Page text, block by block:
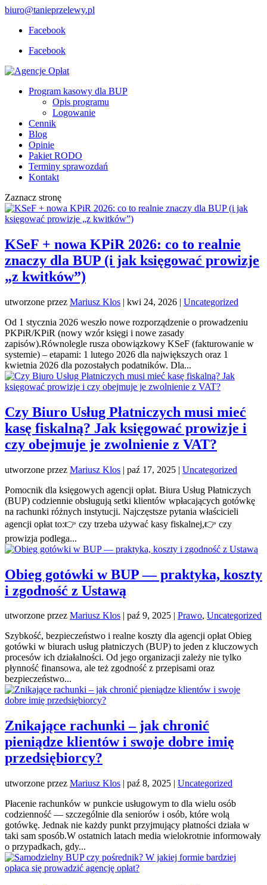
biuro@tanieprzelewy.pl
Facebook
Facebook
Program kasowy dla BUP
Opis programu
Logowanie
Cennik
Blog
Opinie
Pakiet RODO
Terminy sprawozdań
Kontakt
Zaznacz stronę
KSeF + nowa KPiR 2026: co to realnie
znaczy dla BUP (i jak księgować prowizje
„z kwitków”)
utworzone przez Mariusz Klos | kwi 24, 2026 | Uncategorized
Od 1 stycznia 2026 weszło nowe rozporządzenie o prowadzeniu
PKPiR/KPiR (nowy wzór księgi i nowe zasady
zapisów).Równolegle rusza obowiązkowy KSeF (fakturowanie w
systemie) – etapami: 1 lutego 2026 dla największych oraz 1
kwietnia 2026 dla pozostałych podatników. Dla...
Czy Biuro Usług Płatniczych musi mieć
kasę fiskalną? Jak księgować prowizje i
czy obejmuje je zwolnienie z VAT?
utworzone przez Mariusz Klos | paź 17, 2025 | Uncategorized
Pomocnik dla księgowych agencji opłat. Biura Usług Płatniczych
(BUP) codziennie obsługują setki klientów wpłacających gotówkę
na rachunki różnych instytucji. Najczęstsze pytania właścicieli
agencji opłat to:👉 czy trzeba używać kasy fiskalnej,👉 czy
prowizja podlega...
Obieg gotówki w BUP — praktyka, koszty
i zgodność z Ustawą
utworzone przez Mariusz Klos | paź 9, 2025 | Prawo, Uncategorized
Szybkość, bezpieczeństwo i realne koszty dla agencji opłat Obieg
gotówki w biurach usług płatniczych (BUP) to jeden z kluczowych
procesów ich działalności. Od jego organizacji zależy nie tylko
płynność finansowa, ale też zgodność z przepisami oraz
bezpieczeństwo...
Znikające rachunki – jak chronić
pieniądze klientów i swoje dobre imię
przedsiębiorcy?
utworzone przez Mariusz Klos | paź 8, 2025 | Uncategorized
Płacenie rachunków w punkcie usługowym to dla wielu osób
codzienność — szczególnie dla seniorów i osób, które wolą
gotówkę. Jednak nie każdy punkt przyjmujący płatności działa w
taki sam sposób.W ostatnich latach media wielokrotnie informowały
o przypadkach, gdy...